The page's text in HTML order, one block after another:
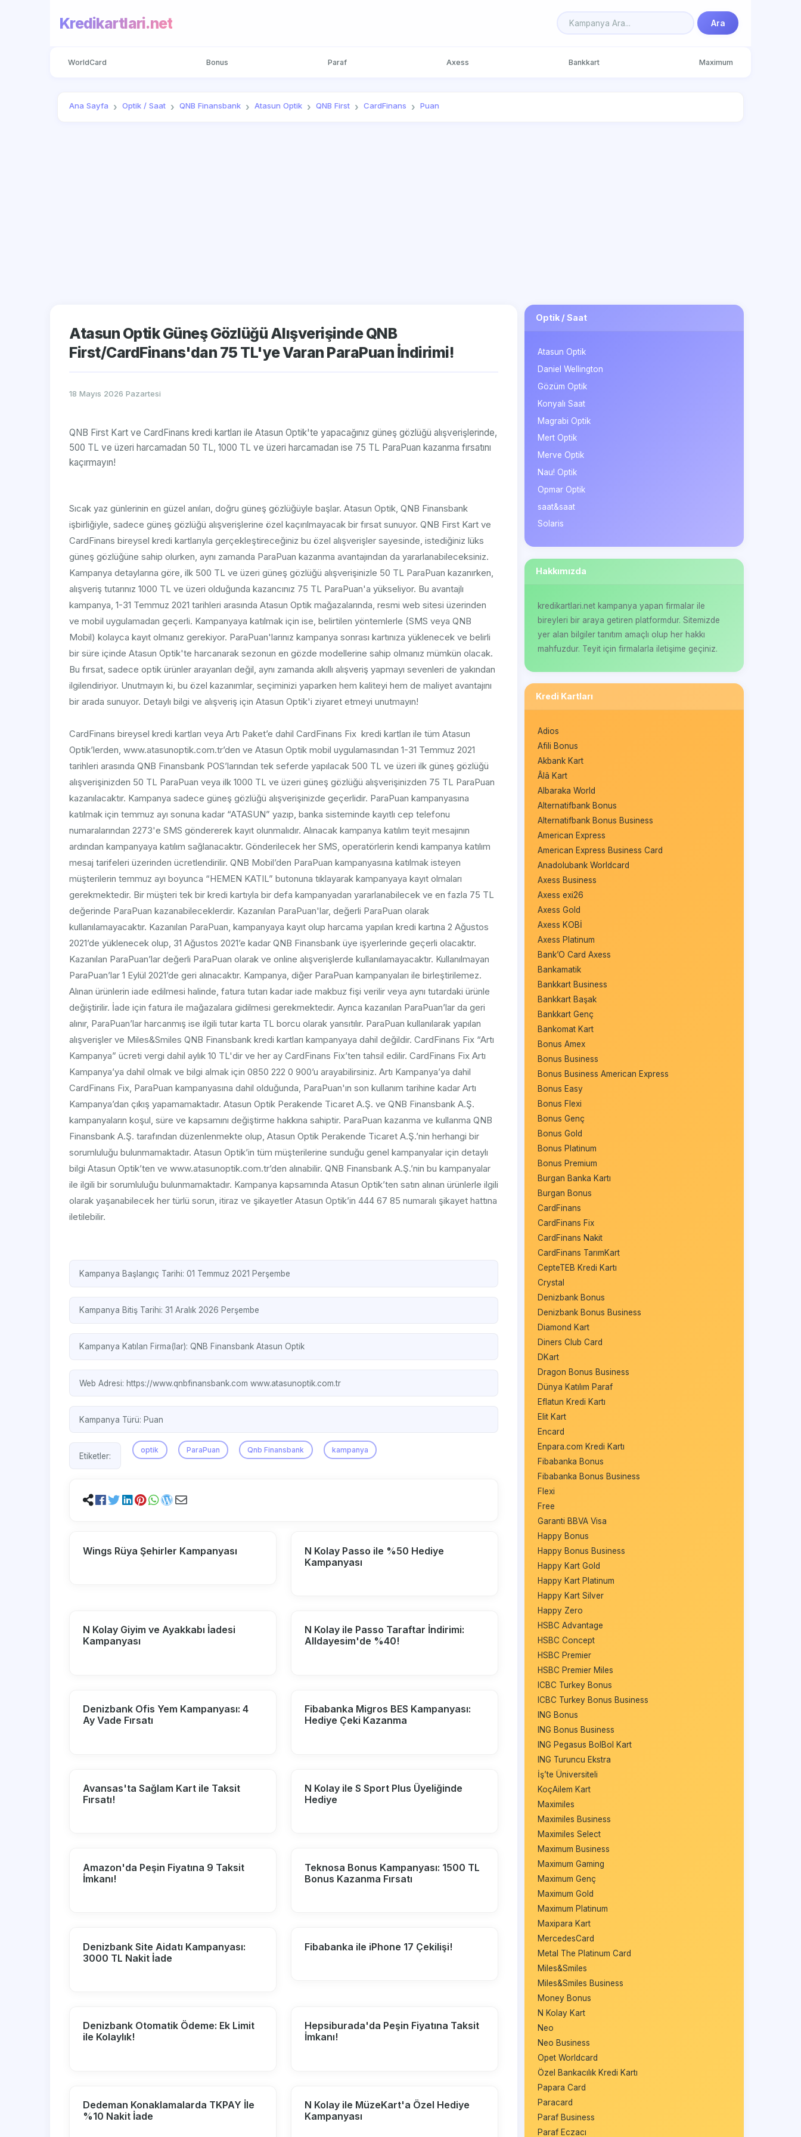
Kredikartlari.net Ara
WorldCard Bonus Paraf Axess Bankkart Maximum
Ana Sayfa Optik / Saat QNB Finansbank Atasun Optik QNB First CardFinans Puan
Atasun Optik Güneş Gözlüğü Alışverişinde QNB
First/CardFinans'dan 75 TL'ye Varan ParaPuan İndirimi!
18 Mayıs 2026 Pazartesi
QNB First Kart ve CardFinans kredi kartları ile Atasun Optik'te yapacağınız güneş gözlüğü alışverişlerinde,
500 TL ve üzeri harcamadan 50 TL, 1000 TL ve üzeri harcamadan ise 75 TL ParaPuan kazanma fırsatını
kaçırmayın!
Sıcak yaz günlerinin en güzel anıları, doğru güneş gözlüğüyle başlar. Atasun Optik, QNB Finansbank
işbirliğiyle, sadece güneş gözlüğü alışverişlerine özel kaçırılmayacak bir fırsat sunuyor. QNB First Kart ve
CardFinans bireysel kredi kartlarıyla gerçekleştireceğiniz bu özel alışverişler sayesinde, istediğiniz lüks
güneş gözlüğüne sahip olurken, aynı zamanda ParaPuan kazanma avantajından da yararlanabileceksiniz.
Kampanya detaylarına göre, ilk 500 TL ve üzeri güneş gözlüğü alışverişinizle 50 TL ParaPuan kazanırken,
alışveriş tutarınız 1000 TL ve üzeri olduğunda kazancınız 75 TL ParaPuan'a yükseliyor. Bu avantajlı
kampanya, 1-31 Temmuz 2021 tarihleri arasında Atasun Optik mağazalarında, resmi web sitesi üzerinden
ve mobil uygulamadan geçerli. Kampanyaya katılmak için ise, belirtilen yöntemlerle (SMS veya QNB
Mobil) kolayca kayıt olmanız gerekiyor. ParaPuan'larınız kampanya sonrası kartınıza yüklenecek ve belirli
bir süre içinde Atasun Optik'te harcanarak sezonun en gözde modellerine sahip olmanız mümkün olacak.
Bu fırsat, sadece optik ürünler arayanları değil, aynı zamanda akıllı alışveriş yapmayı sevenleri de yakından
ilgilendiriyor. Unutmayın ki, bu özel kazanımlar, seçiminizi yaparken hem kaliteyi hem de maliyet avantajını
bir arada sunuyor. Detaylı bilgi ve alışveriş için Atasun Optik'i ziyaret etmeyi unutmayın!
CardFinans bireysel kredi kartları veya Artı Paket’e dahil CardFinans Fix kredi kartları ile tüm Atasun
Optik’lerden, www.atasunoptik.com.tr’den ve Atasun Optik mobil uygulamasından 1-31 Temmuz 2021
tarihleri arasında QNB Finansbank POS’larından tek seferde yapılacak 500 TL ve üzeri ilk güneş gözlüğü
alışverişinizden 50 TL ParaPuan veya ilk 1000 TL ve üzeri güneş gözlüğü alışverişinizden 75 TL ParaPuan
kazanılacaktır. Kampanya sadece güneş gözlüğü alışverişinizde geçerlidir. ParaPuan kampanyasına
katılmak için temmuz ayı sonuna kadar “ATASUN” yazıp, banka sisteminde kayıtlı cep telefonu
numaralarından 2273'e SMS göndererek kayıt olunmalıdır. Alınacak kampanya katılım teyit mesajının
ardından kampanyaya katılım sağlanacaktır. Gönderilecek her SMS, operatörlerin kendi kampanya katılım
mesaj tarifeleri üzerinden ücretlendirilir. QNB Mobil’den ParaPuan kampanyasına katılmak isteyen
müşterilerin temmuz ayı boyunca “HEMEN KATIL” butonuna tıklayarak kampanyaya kayıt olmaları
gerekmektedir. Bir müşteri tek bir kredi kartıyla bir defa kampanyadan yararlanabilecek ve en fazla 75 TL
değerinde ParaPuan kazanabileceklerdir. Kazanılan ParaPuan'lar, değerli ParaPuan olarak
kullanılamayacaktır. Kazanılan ParaPuan, kampanyaya kayıt olup harcama yapılan kredi kartına 2 Ağustos
2021’de yüklenecek olup, 31 Ağustos 2021’e kadar QNB Finansbank üye işyerlerinde geçerli olacaktır.
Kazanılan ParaPuan’lar değerli ParaPuan olarak ve online alışverişlerde kullanılamayacaktır. Kullanılmayan
ParaPuan’lar 1 Eylül 2021’de geri alınacaktır. Kampanya, diğer ParaPuan kampanyaları ile birleştirilemez.
Alınan ürünlerin iade edilmesi halinde, fatura tutarı kadar iade makbuz fişi verilir veya aynı tutardaki ürünle
değiştirilir. İade için fatura ile mağazalara gidilmesi gerekmektedir. Ayrıca kazanılan ParaPuan’lar da geri
alınır, ParaPuan’lar harcanmış ise ilgili tutar karta TL borcu olarak yansıtılır. ParaPuan kullanılarak yapılan
alışverişler ve Miles&Smiles QNB Finansbank kredi kartları kampanyaya dahil değildir. CardFinans Fix “Artı
Kampanya” ücreti vergi dahil aylık 10 TL'dir ve her ay CardFinans Fix’ten tahsil edilir. CardFinans Fix Artı
Kampanya’ya dahil olmak ve bilgi almak için 0850 222 0 900’u arayabilirsiniz. Artı Kampanya’ya dahil
CardFinans Fix, ParaPuan kampanyasına dahil olduğunda, ParaPuan'ın son kullanım tarihine kadar Artı
Kampanya’dan çıkış yapamamaktadır. Atasun Optik Perakende Ticaret A.Ş. ve QNB Finansbank A.Ş.
kampanyaların koşul, süre ve kapsamını değiştirme hakkına sahiptir. ParaPuan kazanma ve kullanma QNB
Finansbank A.Ş. tarafından düzenlenmekte olup, Atasun Optik Perakende Ticaret A.Ş.’nin herhangi bir
sorumluluğu bulunmamaktadır. Atasun Optik’in tüm müşterilerine sunduğu genel kampanyalar için detaylı
bilgi Atasun Optik’ten ve www.atasunoptik.com.tr’den alınabilir. QNB Finansbank A.Ş.’nin bu kampanyalar
ile ilgili bir sorumluluğu bulunmamaktadır. Kampanya kapsamında Atasun Optik’ten satın alınan ürünlerle ilgili
olarak yaşanabilecek her türlü sorun, itiraz ve şikayetler Atasun Optik’in 444 67 85 numaralı şikayet hattına
iletilebilir.
Kampanya Başlangıç Tarihi: 01 Temmuz 2021 Perşembe
Kampanya Bitiş Tarihi: 31 Aralık 2026 Perşembe
Kampanya Katılan Firma(lar): QNB Finansbank Atasun Optik
Web Adresi: https://www.qnbfinansbank.com www.atasunoptik.com.tr
Kampanya Türü: Puan
Etiketler:
optik ParaPuan Qnb Finansbank kampanya
Wings Rüya Şehirler Kampanyası
N Kolay Passo ile %50 Hediye
Kampanyası
N Kolay Giyim ve Ayakkabı İadesi
Kampanyası
N Kolay ile Passo Taraftar İndirimi:
Alldayesim'de %40!
Denizbank Ofis Yem Kampanyası: 4
Ay Vade Fırsatı
Fibabanka Migros BES Kampanyası:
Hediye Çeki Kazanma
Avansas'ta Sağlam Kart ile Taksit
Fırsatı!
N Kolay ile S Sport Plus Üyeliğinde
Hediye
Amazon'da Peşin Fiyatına 9 Taksit
İmkanı!
Teknosa Bonus Kampanyası: 1500 TL
Bonus Kazanma Fırsatı
Denizbank Site Aidatı Kampanyası:
3000 TL Nakit İade
Fibabanka ile iPhone 17 Çekilişi!
Denizbank Otomatik Ödeme: Ek Limit
ile Kolaylık!
Hepsiburada'da Peşin Fiyatına Taksit
İmkanı!
Dedeman Konaklamalarda TKPAY İle
%10 Nakit İade
N Kolay ile MüzeKart'a Özel Hediye
Kampanyası
Optik / Saat
Atasun Optik
Daniel Wellington
Gözüm Optik
Konyalı Saat
Magrabi Optik
Mert Optik
Merve Optik
Nau! Optik
Opmar Optik
saat&saat
Solaris
Hakkımızda
kredikartlari.net kampanya yapan firmalar ile
bireyleri bir araya getiren platformdur. Sitemizde
yer alan bilgiler tanıtım amaçlı olup her hakkı
mahfuzdur. Teyit için firmalarla iletişime geçiniz.
Kredi Kartları
Adios
Afili Bonus
Akbank Kart
Âlâ Kart
Albaraka World
Alternatifbank Bonus
Alternatifbank Bonus Business
American Express
American Express Business Card
Anadolubank Worldcard
Axess Business
Axess exi26
Axess Gold
Axess KOBİ
Axess Platinum
Bank’O Card Axess
Bankamatik
Bankkart Business
Bankkart Başak
Bankkart Genç
Bankomat Kart
Bonus Amex
Bonus Business
Bonus Business American Express
Bonus Easy
Bonus Flexi
Bonus Genç
Bonus Gold
Bonus Platinum
Bonus Premium
Burgan Banka Kartı
Burgan Bonus
CardFinans
CardFinans Fix
CardFinans Nakit
CardFinans TarımKart
CepteTEB Kredi Kartı
Crystal
Denizbank Bonus
Denizbank Bonus Business
Diamond Kart
Diners Club Card
DKart
Dragon Bonus Business
Dünya Katılım Paraf
Eflatun Kredi Kartı
Elit Kart
Encard
Enpara.com Kredi Kartı
Fibabanka Bonus
Fibabanka Bonus Business
Flexi
Free
Garanti BBVA Visa
Happy Bonus
Happy Bonus Business
Happy Kart Gold
Happy Kart Platinum
Happy Kart Silver
Happy Zero
HSBC Advantage
HSBC Concept
HSBC Premier
HSBC Premier Miles
ICBC Turkey Bonus
ICBC Turkey Bonus Business
ING Bonus
ING Bonus Business
ING Pegasus BolBol Kart
ING Turuncu Ekstra
İş’te Üniversiteli
KoçAilem Kart
Maximiles
Maximiles Business
Maximiles Select
Maximum Business
Maximum Gaming
Maximum Genç
Maximum Gold
Maximum Platinum
Maxipara Kart
MercedesCard
Metal The Platinum Card
Miles&Smiles
Miles&Smiles Business
Money Bonus
N Kolay Kart
Neo
Neo Business
Opet Worldcard
Özel Bankacılık Kredi Kartı
Papara Card
Paracard
Paraf Business
Paraf Eczacı